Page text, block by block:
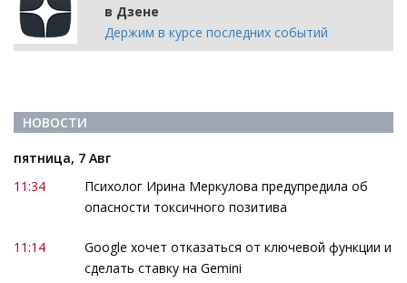
в Дзене
Держим в курсе последних событий
НОВОСТИ
пятница, 7 Авг
11:34
Психолог Ирина Меркулова предупредила об
опасности токсичного позитива
11:14
Google хочет отказаться от ключевой функции и
сделать ставку на Gemini